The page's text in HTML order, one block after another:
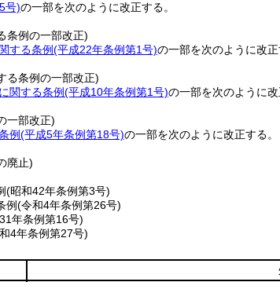
号)の一部を次のように改正する。
条例の一部改正)
する条例(平成22年条例第1号)の一部を次のように改正
る条例の一部改正)
関する条例(平成10年条例第1号)の一部を次のように改
一部改正)
例(平成5年条例第18号)の一部を次のように改正する。
廃止)
(昭和42年条例第3号)
例(令和4年条例第26号)
年条例第16号)
4年条例第27号)